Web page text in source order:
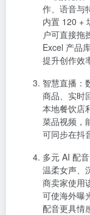
作、语音与
内置 120 +
户可直接拖
Excel 产品
提升创作效
智慧直播
商品、实时
本地餐饮店
菜品视频，
可同步在抖
多元 AI 配音
温柔女声、
商卖家使用
可使海外曝
配音更具情